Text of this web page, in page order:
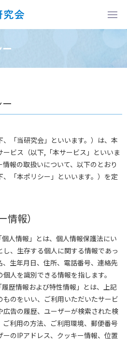
「当研究会」といいます。）は、本
ビス（以下,「本サービス」といいま
報の取扱いについて、以下のとおり
「本ポリシー」といいます。）を定
報）
人情報」とは、個人情報保護法にい
、生存する個人に関する情報であっ
生年月日、住所、電話番号、連絡先
人を識別できる情報を指します。
歴情報および特性情報」とは、上記
ものをいい、ご利用いただいたサービ
広告の履歴、ユーザーが検索された検
利用の方法、ご利用環境、郵便番号
のIPアドレス、クッキー情報、位置